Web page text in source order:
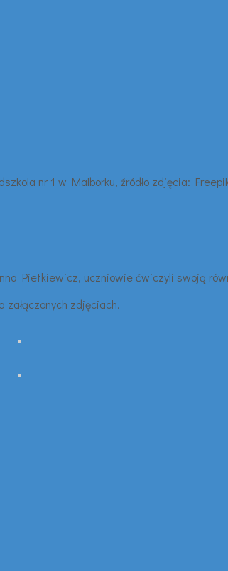
Pietkiewicz, uczniowie ćwiczyli swoją
załączonych zdjęciach.